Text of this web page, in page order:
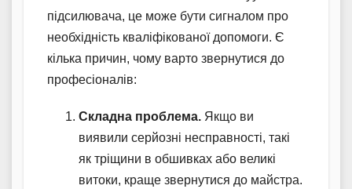
підсилювача, це може бути сигналом про
необхідність кваліфікованої допомоги. Є
кілька причин, чому варто звернутися до
професіоналів:
Складна проблема. Якщо ви
виявили серйозні несправності, такі
як тріщини в обшивках або великі
витоки, краще звернутися до майстра.